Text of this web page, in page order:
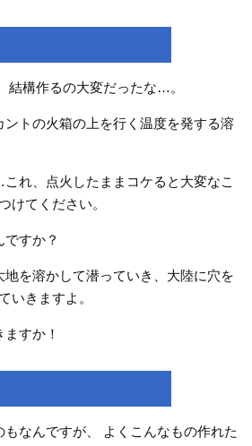
結構作るの大変だったな…。
トの火箱の上を行く温度を発する溶
れ、点火したままコケると大変なこ
けてください。
すか？
地を溶かして潜っていき、大陸に穴を
いきますよ。
すか！
もなんですが、 よくこんなもの作れた